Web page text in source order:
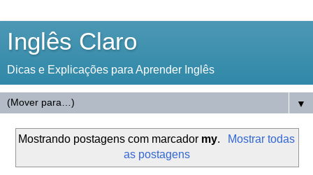
Inglês Claro
Dicas e Explicações para Aprender Inglês
▼
Mostrando postagens com marcador my.
Mostrar todas
as postagens